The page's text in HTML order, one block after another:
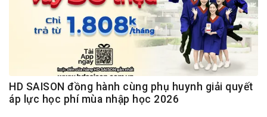
HD SAISON đồng hành cùng phụ huynh giải quyết
áp lực học phí mùa nhập học 2026